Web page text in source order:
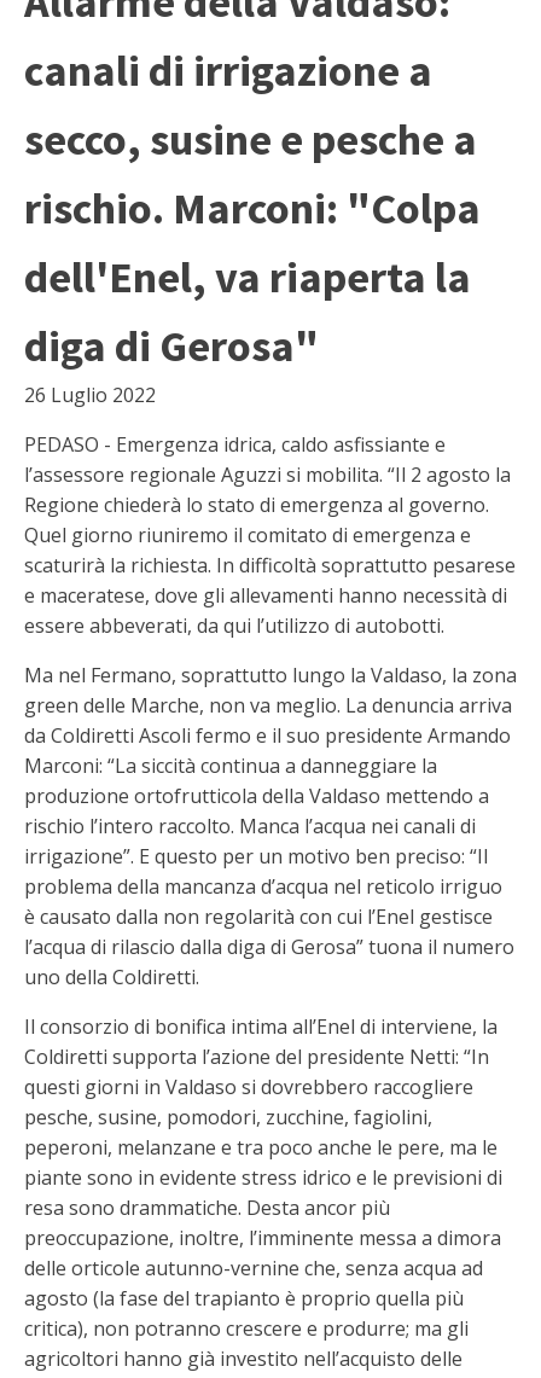
canali di irrigazione a
secco, susine e pesche a
rischio. Marconi: "Colpa
dell'Enel, va riaperta la
diga di Gerosa"
26 Luglio 2022
PEDASO - Emergenza idrica, caldo asfissiante e
l’assessore regionale Aguzzi si mobilita. “Il 2 agosto la
Regione chiederà lo stato di emergenza al governo.
Quel giorno riuniremo il comitato di emergenza e
scaturirà la richiesta. In difficoltà soprattutto pesarese
e maceratese, dove gli allevamenti hanno necessità di
essere abbeverati, da qui l’utilizzo di autobotti.
Ma nel Fermano, soprattutto lungo la Valdaso, la zona
green delle Marche, non va meglio. La denuncia arriva
da Coldiretti Ascoli fermo e il suo presidente Armando
Marconi: “La siccità continua a danneggiare la
produzione ortofrutticola della Valdaso mettendo a
rischio l’intero raccolto. Manca l’acqua nei canali di
irrigazione”. E questo per un motivo ben preciso: “Il
problema della mancanza d’acqua nel reticolo irriguo
è causato dalla non regolarità con cui l’Enel gestisce
l’acqua di rilascio dalla diga di Gerosa” tuona il numero
uno della Coldiretti.
Il consorzio di bonifica intima all’Enel di interviene, la
Coldiretti supporta l’azione del presidente Netti: “In
questi giorni in Valdaso si dovrebbero raccogliere
pesche, susine, pomodori, zucchine, fagiolini,
peperoni, melanzane e tra poco anche le pere, ma le
piante sono in evidente stress idrico e le previsioni di
resa sono drammatiche. Desta ancor più
preoccupazione, inoltre, l’imminente messa a dimora
delle orticole autunno-vernine che, senza acqua ad
agosto (la fase del trapianto è proprio quella più
critica), non potranno crescere e produrre; ma gli
agricoltori hanno già investito nell’acquisto delle